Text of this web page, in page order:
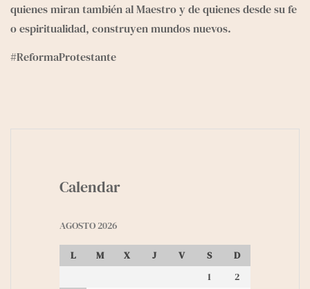
quienes miran también al Maestro y de quienes desde su fe
o espiritualidad, construyen mundos nuevos.
#ReformaProtestante
Calendar
AGOSTO 2026
L M X J V S
D
1
2